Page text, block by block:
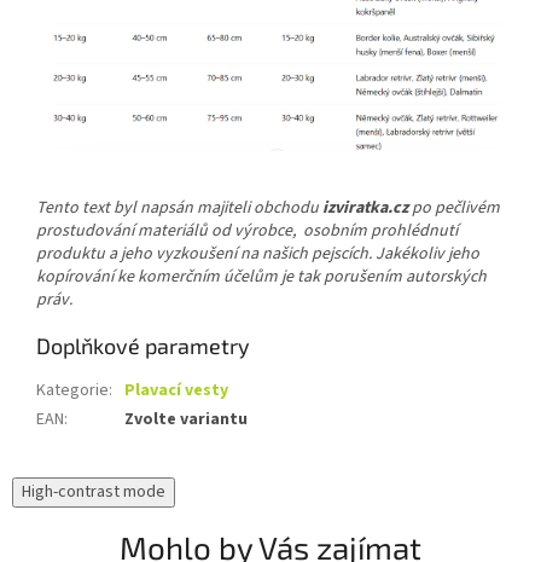
Tento text byl napsán majiteli obchodu izviratka.czpo pečlivém
prostudování materiálů od výrobce, osobním prohlédnutí
produktu a jeho vyzkoušení na našich pejscích. Jakékoliv jeho
kopírování ke komerčním účelům je tak porušením autorských
práv.
Doplňkové parametry
Kategorie: Plavací vesty
EAN: Zvolte variantu
High-contrast mode
Mohlo by Vás zajímat